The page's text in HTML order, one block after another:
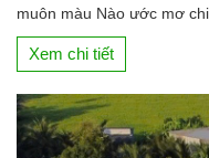
muôn màu Nào ước mơ
Xem chi tiết